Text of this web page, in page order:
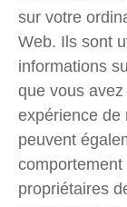
sur votre
Web. Ils sont
informations
que vous
expérience de
peuvent
propriétaires